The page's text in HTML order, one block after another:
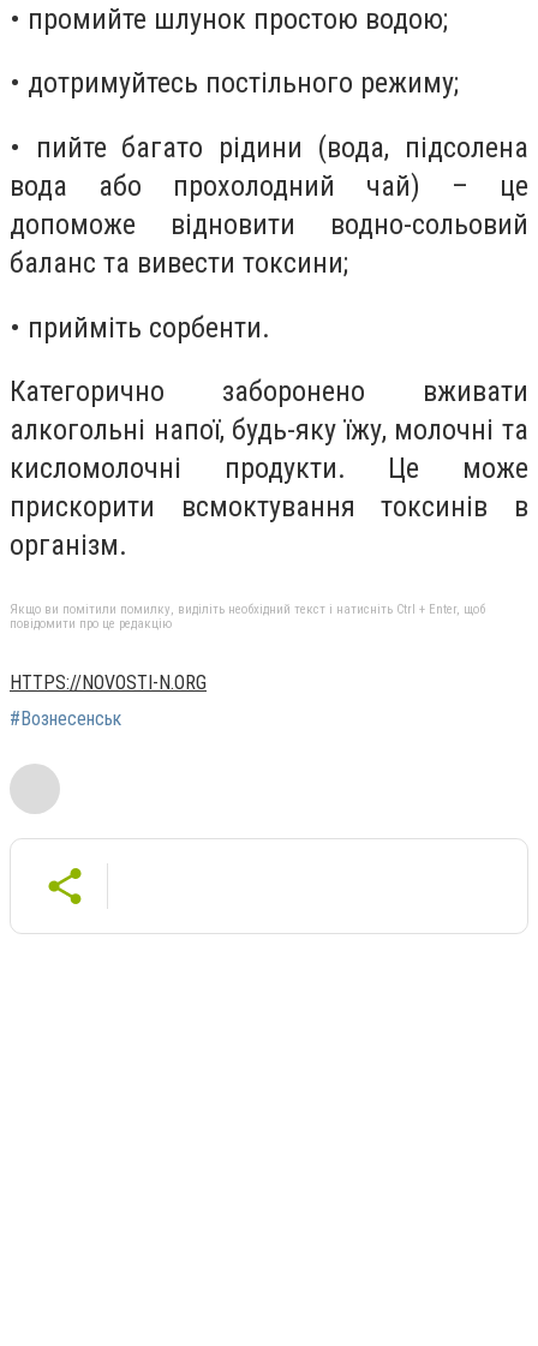
• промийте шлунок простою водою;
• дотримуйтесь постільного режиму;
• пийте багато рідини (вода, підсолена
вода або прохолодний чай) – це
допоможе відновити водно-сольовий
баланс та вивести токсини;
• прийміть сорбенти.
Категорично заборонено вживати
алкогольні напої, будь-яку їжу, молочні та
кисломолочні продукти. Це може
прискорити всмоктування токсинів в
організм.
Якщо ви помітили помилку, виділіть необхідний текст і натисніть Ctrl + Enter, щоб
повідомити про це редакцію
HTTPS://NOVOSTI-N.ORG
#Вознесенськ